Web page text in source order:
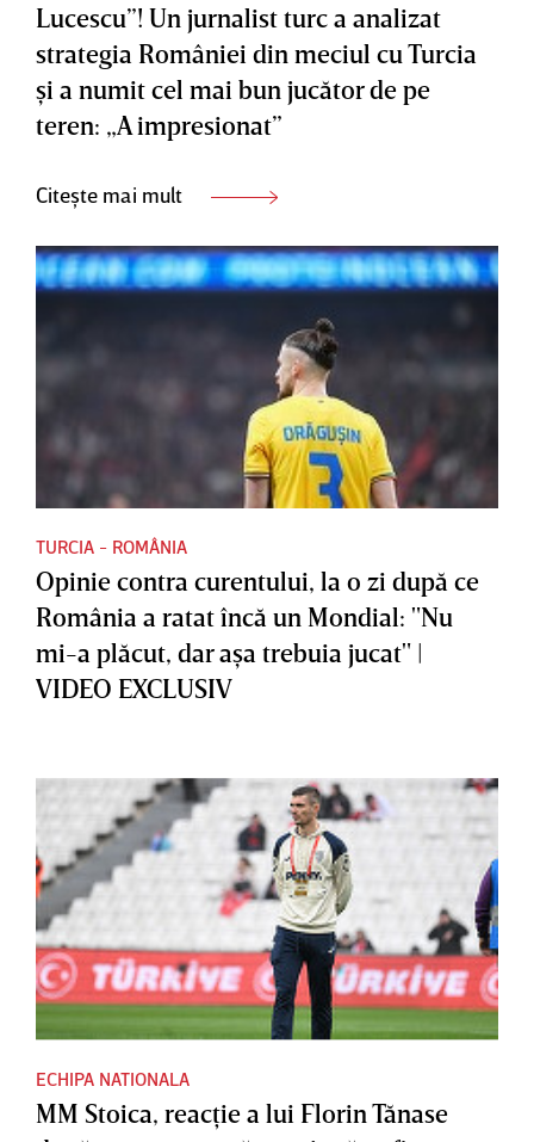
Lucescu”! Un jurnalist turc a analizat
strategia României din meciul cu Turcia
şi a numit cel mai bun jucător de pe
teren: „A impresionat”
Citește mai mult
TURCIA - ROMÂNIA
Opinie contra curentului, la o zi după ce
România a ratat încă un Mondial: "Nu
mi-a plăcut, dar aşa trebuia jucat" |
VIDEO EXCLUSIV
ECHIPA NATIONALA
MM Stoica, reacţie a lui Florin Tănase